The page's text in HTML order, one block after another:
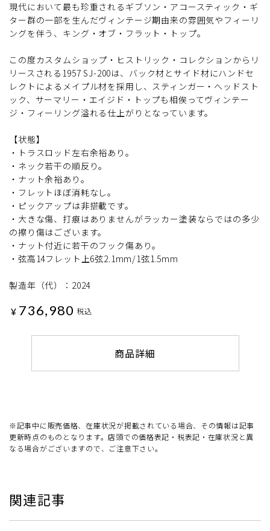
現代において最も珍重されるギブソン・アコースティック・ギ
ター群の一部を生んだヴィンテージ期由来の雰囲気やフィーリ
ングを伴う、キング・オブ・フラット・トップ。
この度カスタムショップ・ヒストリック・コレクションからリ
リースされる1957 SJ-200は、バック材とサイド材にハンドセ
レクトによるメイプル材を採用し、スティンガー・へッドスト
ック、サーマリー・エイジド・トップも相俟ってヴィンテー
ジ・フィーリング溢れる仕上がりとなっています。
【状態】
・トラスロッド左右余裕あり。
・ネック若干の順反り。
・ナット余裕あり。
・フレットほぼ消耗なし。
・ピックアップは非搭載です。
・大きな傷、打痕はありませんがラッカー塗装ならではの多少
の擦り傷はございます。
・ナット付近に若干のフック傷あり。
・弦高14フレット上6弦2.1mm/1弦1.5mm
製造年（代）：2024
¥ 736,980 税込
商品詳細
※記事中に販売価格、在庫状況が掲載されている場合、その情報は記事
更新時点のものとなります。店頭での価格表記・税表記・在庫状況と異
なる場合がございますので、ご注意下さい。
関連記事